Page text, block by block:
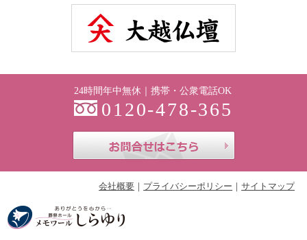
24時間年中無休｜携帯・公衆電話OK
0120-478-365
会社概要 プライバシーポリシー サイトマップ